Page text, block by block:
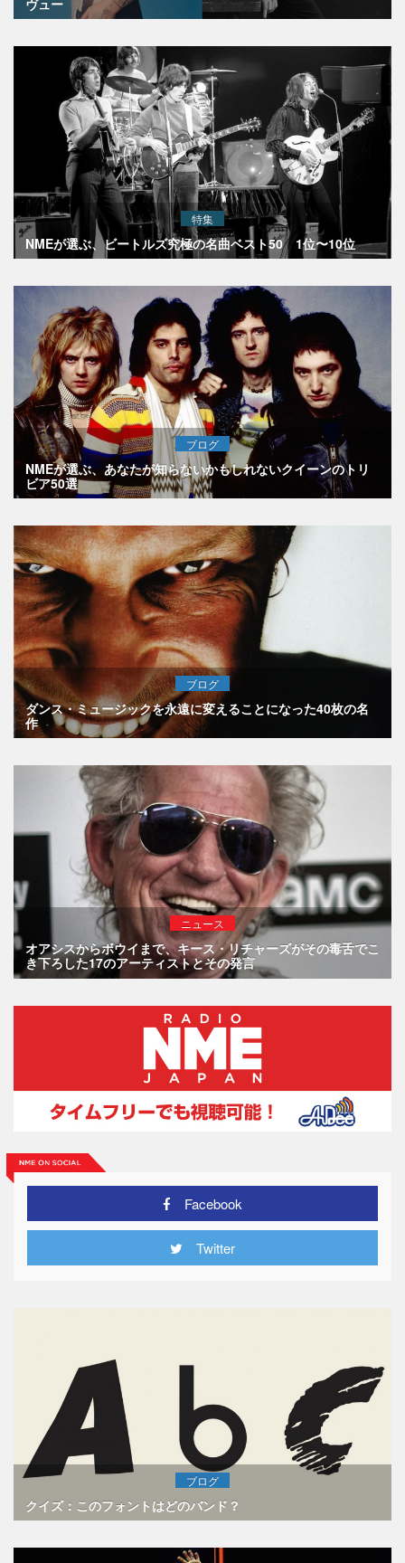
特集
NMEが選ぶ、ビートルズ究極の名曲ベスト50 1位〜10位
ブログ
NMEが選ぶ、あなたが知らないかもしれないクイーンのトリ
ビア50選
ブログ
ダンス・ミュージックを永遠に変えることになった40枚の名
作
ニュース
オアシスからボウイまで、キース・リチャーズがその毒舌でこ
き下ろした17のアーティストとその発言
Facebook
Twitter
ブログ
クイズ：このフォントはどのバンド？